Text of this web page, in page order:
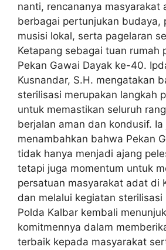
nanti, rencananya masyarakat
berbagai pertunjukan budaya,
musisi lokal, serta pagelaran
Ketapang sebagai tuan rumah
Pekan Gawai Dayak ke-40.
Kusnandar, S.H. mengatakan
sterilisasi merupakan langkah
untuk memastikan seluruh
berjalan aman dan kondusif. Ia
menambahkan bahwa Pekan
tidak hanya menjadi ajang
tetapi juga momentum untuk
persatuan masyarakat adat di
dan melalui kegiatan sterilisasi
Polda Kalbar kembali
komitmennya dalam
terbaik kepada masyarakat